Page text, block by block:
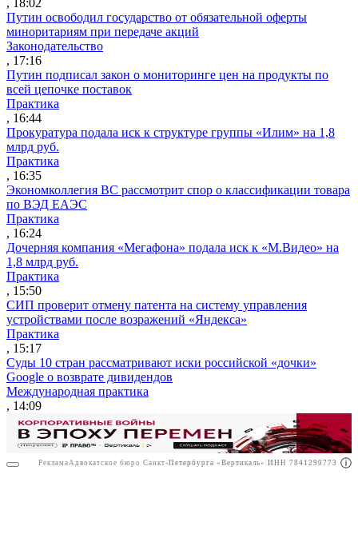
РекламаООО "Право.ру" ИНН: 7704835288
Путин освободил государство от обязательной оферты
миноритариям при передаче акций
Законодательство
, 17:16
Путин подписал закон о мониторинге цен на продукты по
всей цепочке поставок
Практика
, 16:44
Прокуратура подала иск к структуре группы «Илим» на 1,8
млрд руб.
Практика
, 16:35
Экономколлегия ВС рассмотрит спор о классификации товара
по ВЭД ЕАЭС
Практика
, 16:24
Дочерняя компания «Мегафона» подала иск к «М.Видео» на
1,8 млрд руб.
Практика
, 15:50
СИП проверит отмену патента на систему управления
устройствами после возражений «Яндекса»
Практика
, 15:17
Суды 10 стран рассматривают иски российской «дочки»
Google о возврате дивидендов
Международная практика
, 14:09
Реклама Адвокатское бюро Санкт-Петербурга «Вертикаль» ИНН 7841290773